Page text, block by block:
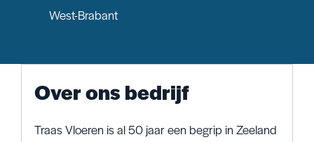
West-Brabant
Over ons bedrijf
Traas Vloeren is al 50 jaar een begrip in Zeeland